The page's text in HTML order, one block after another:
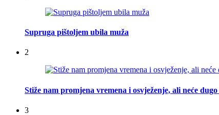
Supruga pištoljem ubila muža
2
Stiže nam promjena vremena i osvježenje, ali neće
3